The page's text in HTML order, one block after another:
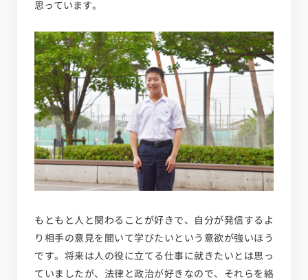
思っています。
もともと人と関わることが好きで、自分が発信するよ
り相手の意見を聞いて学びたいという意欲が強いほう
です。将来は人の役に立てる仕事に就きたいとは思っ
ていましたが、法律と政治が好きなので、それらを絡